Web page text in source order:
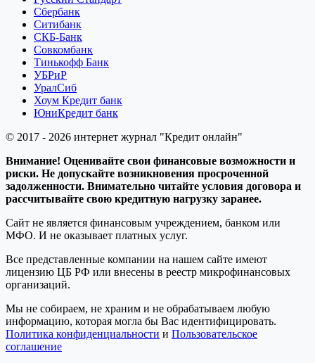
Сбербанк
Ситибанк
СКБ-Банк
Совкомбанк
Тинькофф Банк
УБРиР
УралСиб
Хоум Кредит банк
ЮниКредит банк
© 2017 - 2026 интернет журнал "Кредит онлайн"
Внимание! Оценивайте свои финансовые возможности и
риски. Не допускайте возникновения просроченной
задолженности. Внимательно читайте условия договора и
рассчитывайте свою кредитную нагрузку заранее.
Сайт не является финансовым учреждением, банком или
МФО. И не оказывает платных услуг.
Все представленные компании на нашем сайте имеют
лицензию ЦБ РФ или внесены в реестр микрофинансовых
организаций.
Мы не собираем, не храним и не обрабатываем любую
информацию, которая могла бы Вас идентифицировать.
Политика конфиденциальности и Пользовательское
соглашение